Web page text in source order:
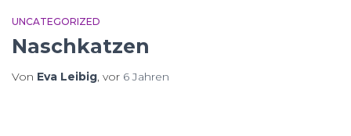
UNCATEGORIZED
Naschkatzen
Von Eva Leibig, vor 6 Jahren